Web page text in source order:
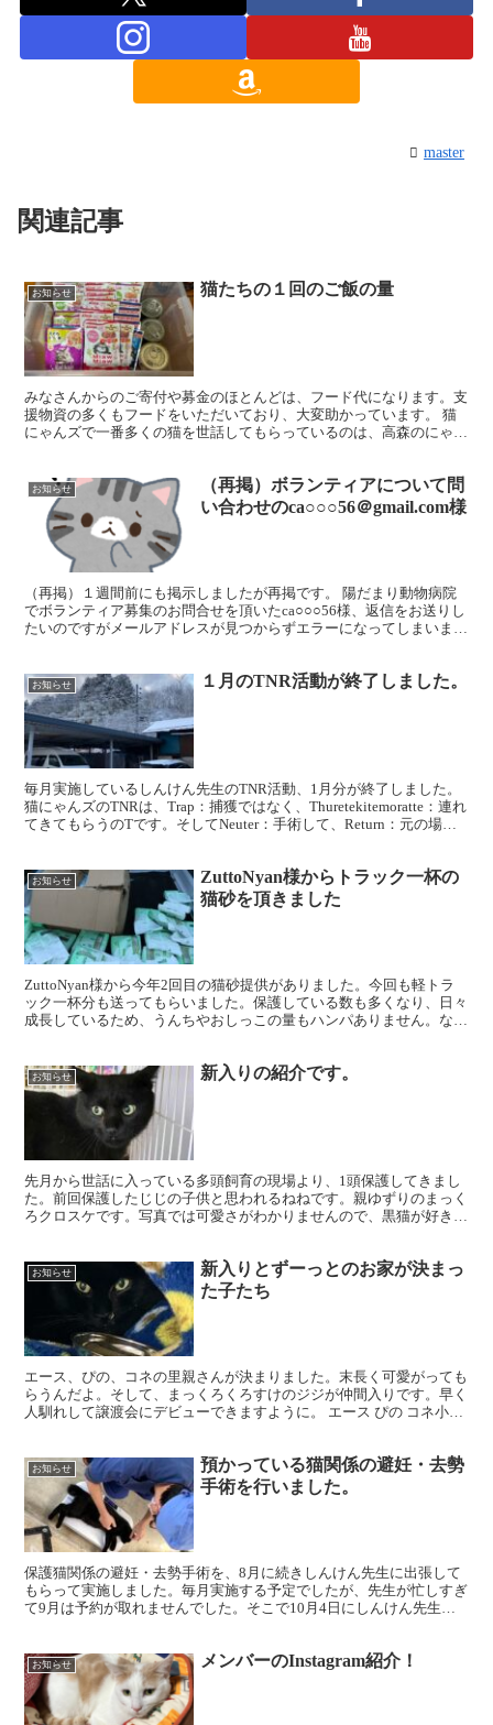
master
関連記事
お知らせ 猫たちの１回のご飯の量
みなさんからのご寄付や募金のほとんどは、フード代になります。支
援物資の多くもフードをいただいており、大変助かっています。 猫
にゃんズで一番多くの猫を世話してもらっているのは、高森のにゃん
お知らせ
（再掲）ボランティアについて問
い合わせのca○○○56＠gmail.com様
（再掲）１週間前にも掲示しましたが再掲です。 陽だまり動物病院
でボランティア募集のお問合せを頂いたca○○○56様、返信をお送りし
たいのですがメールアドレスが見つからずエラーになってしまいま
お知らせ １月のTNR活動が終了しました。
毎月実施しているしんけん先生のTNR活動、1月分が終了しました。
猫にゃんズのTNRは、Trap：捕獲ではなく、Thuretekitemoratte：連れ
てきてもらうのTです。そしてNeuter：手術して、Return：元の場所
お知らせ
ZuttoNyan様からトラック一杯の
猫砂を頂きました
ZuttoNyan様から今年2回目の猫砂提供がありました。今回も軽トラ
ック一杯分も送ってもらいました。保護している数も多くなり、日々
成長しているため、うんちやおしっこの量もハンパありません。なの
お知らせ 新入りの紹介です。
先月から世話に入っている多頭飼育の現場より、1頭保護してきまし
た。前回保護したじじの子供と思われるねねです。親ゆずりのまっく
ろクロスケです。写真では可愛さがわかりませんので、黒猫が好きな
お知らせ
新入りとずーっとのお家が決まっ
た子たち
エース、ぴの、コネの里親さんが決まりました。末長く可愛がっても
らうんだよ。そして、まっくろくろすけのジジが仲間入りです。早く
人馴れして譲渡会にデビューできますように。 エース ぴの コネ小学
お知らせ
預かっている猫関係の避妊・去勢
手術を行いました。
保護猫関係の避妊・去勢手術を、8月に続きしんけん先生に出張して
もらって実施しました。毎月実施する予定でしたが、先生が忙しすぎ
て9月は予約が取れませんでした。そこで10月4日にしんけん先生の
お知らせ メンバーのInstagram紹介！